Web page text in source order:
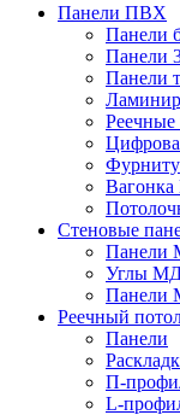
Панели ПВХ
Панели
Панели
Панели
Стеновые
Панели
Углы
Панели
Реечный
Панели
П-
L-